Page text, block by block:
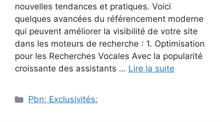
nouvelles tendances et pratiques. Voici
quelques avancées du référencement moderne
qui peuvent améliorer la visibilité de votre site
dans les moteurs de recherche : 1. Optimisation
pour les Recherches Vocales Avec la popularité
croissante des assistants … Lire la suite
Catégories
Pbn; Exclusivités: